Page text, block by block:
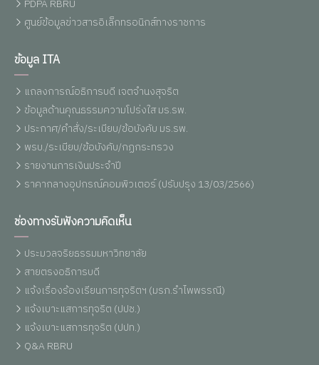
PDPA RBRU
ศูนย์ข้อมูลข่าวสารอิเล็กทรอนิกส์ทางราชการ
ข้อมูล ITA
แถลงการณ์อธิการบดี เจตจำนงสุจริต
ข้อมูลด้านคุณธรรมความโปร่งใส มร.รพ.
ประกาศ/คำสั่ง/ระเบียบ/ข้อบังคับ มร.รพ.
พรบ./ระเบียบ/ข้อบังคับ/กฏกระทรวง
รายงานการเงินประจำปี
ราคากลางอุปกรณ์คอมพิวเตอร์ (ปรับปรุง 13/03/2566)
ช่องทางรับฟังความคิดเห็น
ประมวลจริยธรรมมหาวิทยาลัย
สายตรงอธิการบดี
แจ้งเรื่องร้องเรียนการทุจริตฯ (มรภ.รำไพพรรณี)
แจ้งเบาะแสการทุจริต (ปปช.)
แจ้งเบาะแสการทุจริต (ปปท.)
Q&A RBRU